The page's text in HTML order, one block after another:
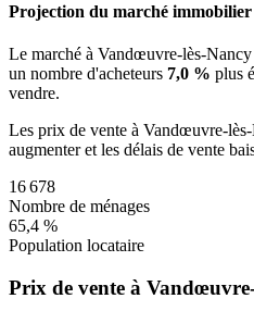
Projection du marché
Le marché à Vandœuvre-lès-Nancy
un nombre d'acheteurs 7,0 % plus
vendre.
Les prix de vente à Vandœuvre-
augmenteret les délais de vente
16 678
Nombre de ménages
65,4 %
Population locataire
Prix de vente à